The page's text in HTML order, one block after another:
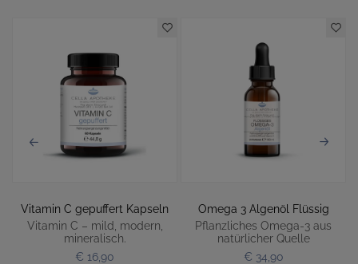
Vitamin C gepuffert Kapseln
Vitamin C – mild, modern,
mineralisch.
€ 16,90
Omega 3 Algenöl Flüssig
Pflanzliches Omega-3 aus
natürlicher Quelle
€ 34,90